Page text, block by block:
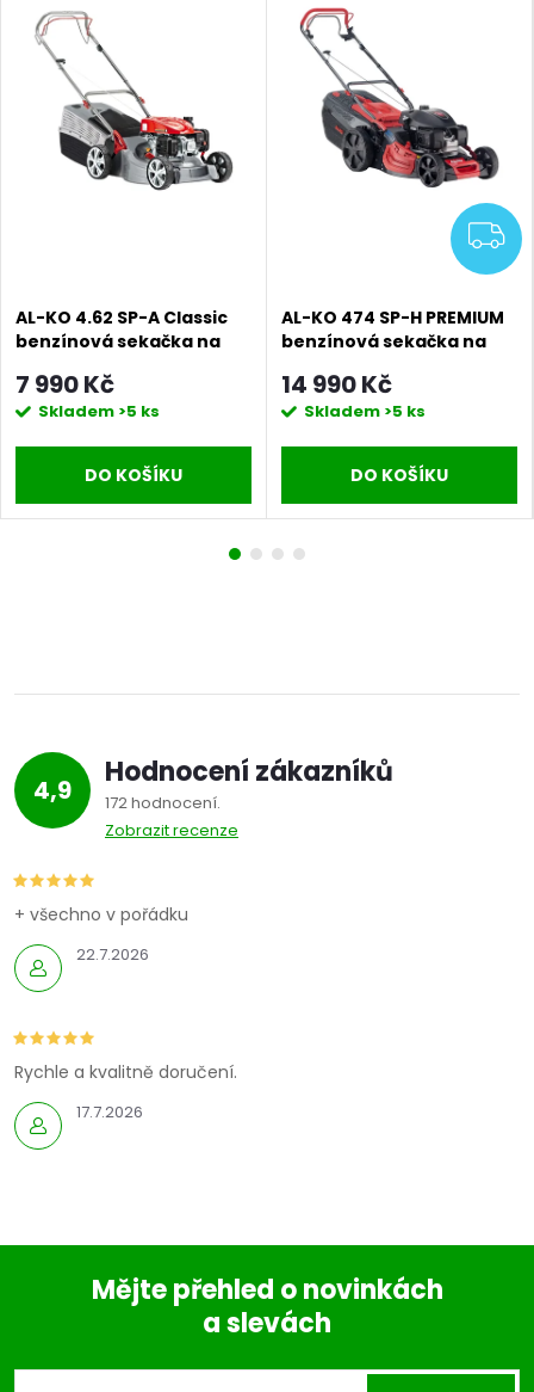
AL-KO 4.62 SP-A Classic
benzínová sekačka na
7 990 Kč
Skladem >5 ks
DO KOŠÍKU
AL-KO 474 SP-H PREMIUM
benzínová sekačka na
14 990 Kč
Skladem >5 ks
DO KOŠÍKU
4,9 Hodnocení zákazníků
172 hodnocení
Zobrazit recenze
22.7.2026
+ všechno v pořádku
17.7.2026
Rychle a kvalitně doručení.
Mějte přehled o novinkách
a slevách